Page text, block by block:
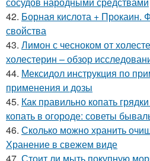
42. Борная кислота + Прокаин.
свойства
43. Лимон с чесноком от
холестерин – обзор
44. Мексидол инструкция по
применения и дозы
45. Как правильно копать
копать в огороде: советы
46. Сколько можно хранить
Хранение в свежем виде